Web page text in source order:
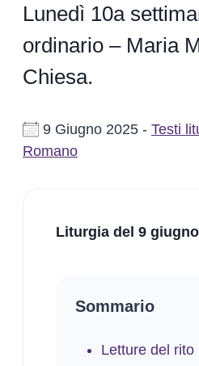
Lunedì 10a
ordinario – Maria
Chiesa.
9 Giugno 2025 - Testi
Romano
Liturgia del 9
Sommario
Letture del rito